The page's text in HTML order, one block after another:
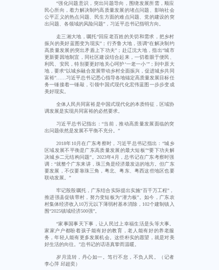
“强化问题意识，突出问题导向，围绕发展所需，顺应
民心所向，着力解决制约高质量发展的堵点问题、影响社会
公平正义的热点问题、民生方面的难点问题、党的建设的突
出问题、各领域的风险问题”，习近平总书记指明方向。
走三湘大地，嘱托“回应老百姓的关切和需求，把乡村
振兴的美好蓝图变为现实”；行齐鲁大地，强调“在解决制约
高质量发展的突出矛盾上下功夫”；赴辽沈大地，指出“城市
更新要因地制宜，同社区建设结合起来，一切着眼于便民、
利民、安民，特别要更好地关心呵护‘一老一小’”；到中原大
地，要求“以城乡融合发展带动乡村全面振兴，促进城乡共同
富裕”……习近平总书记悉心指导各地锚定高质量发展目标任
务一锤接着一锤敲，引领中国式现代化宏伟蓝图一步步变成
美好现实。
全体人民共同富裕是中国式现代化的本质特征，区域协
调发展是实现共同富裕的必然要求。
习近平总书记指出：“当前，推动高质量发展面临的突
出问题依然是发展不平衡不充分。”
2018年10月在广东考察时，习近平总书记指出：“城乡
区域发展不平衡是广东高质量发展的最大短板”“要下功夫解
决城乡二元结构问题”。2023年4月，总书记在广东考察时强
调：“就整个广东来讲，珠三角是经济最发达的地方。但广东
要发展，不仅要靠珠三角，粤北、粤东、粤西这些地区也要
联动发展。”
牢记殷殷嘱托，广东结合实际提出实施“百千万工程”，
推进强县促镇带村，努力变短板为“潜力板”。如今，广东农
村集体经济收入10万元以下薄弱村基本消除，102个建制镇入
围“2025镇域经济500强”。
“家事国事天下事，让人民过上幸福生活是头等大事。
家家户户都盼着孩子能有好的教育，老人能有好的养老服
务，年轻人能有更多发展机会。这些朴实的愿望，就是对美
好生活的向往。”总书记的话语真挚而温暖。
岁月流转，丹心如一。笃行不怠，不负人民。（记者
李心萍 邱超奕）